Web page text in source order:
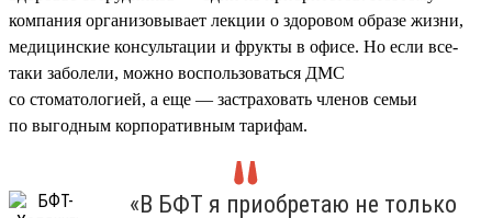
компания организовывает лекции о здоровом образе жизни,
медицинские консультации и фрукты в офисе. Но если все-
таки заболели, можно воспользоваться ДМС
со стоматологией, а еще — застраховать членов семьи
по выгодным корпоративным тарифам.
«В БФТ я приобретаю не только